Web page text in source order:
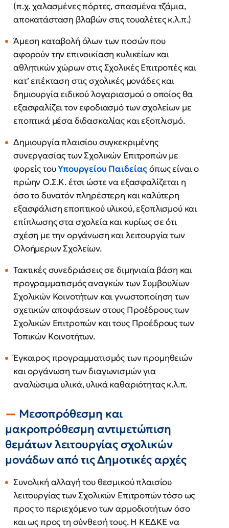
(π.χ. χαλασμένες πόρτες, σπασμένα τζάμια,
αποκατάσταση βλαβών στις τουαλέτες κ.λ.π.)
Άμεση καταβολή όλων των ποσών που
αφορούν την επινοικίαση κυλικείων και
αθλητικών χώρων στις Σχολικές Επιτροπές και
κατ’ επέκταση στις σχολικές μονάδες και
δημιουργία ειδικού λογαριασμού ο οποίος θα
εξασφαλίζει τον εφοδιασμό των σχολείων με
εποπτικά μέσα διδασκαλίας και εξοπλισμό.
Δημιουργία πλαισίου συγκεκριμένης
συνεργασίας των Σχολικών Επιτροπών με
φορείς τουΥπουργείου Παιδείαςόπως είναι ο
πρώην Ο.Σ.Κ. έτσι ώστε να εξασφαλίζεται η
όσο το δυνατόν πληρέστερη και καλύτερη
εξασφάλιση εποπτικού υλικού, εξοπλισμού και
επίπλωσης στα σχολεία και κυρίως σε ότι
σχέση με την οργάνωση και λειτουργία των
Ολοήμερων Σχολείων.
Τακτικές συνεδριάσεις σε διμηνιαία βάση και
προγραμματισμός αναγκών των Συμβουλίων
Σχολικών Κοινοτήτων και γνωστοποίηση των
σχετικών αποφάσεων στους Προέδρους των
Σχολικών Επιτροπών και τους Προέδρους των
Τοπικών Κοινοτήτων.
Έγκαιρος προγραμματισμός των προμηθειών
και οργάνωση των διαγωνισμών για
αναλώσιμα υλικά, υλικά καθαριότητας κ.λ.π.
Μεσοπρόθεσμη και
μακροπρόθεσμη αντιμετώπιση
θεμάτων λειτουργίας σχολικών
μονάδων από τις Δημοτικές αρχές
Συνολική αλλαγή του θεσμικού πλαισίου
λειτουργίας των Σχολικών Επιτροπών τόσο ως
προς το περιεχόμενο των αρμοδιοτήτων όσο
και ως προς τη σύνθεσή τους. Η ΚΕΔΚΕ να